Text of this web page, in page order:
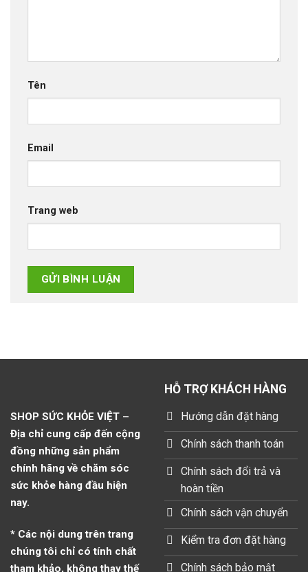
Tên
Email
Trang web
SHOP SỨC KHỎE VIỆT –
Địa chỉ cung cấp đến cộng
đồng những sản phẩm
chính hãng về chăm sóc
sức khỏe hàng đầu hiện
nay.
* Các nội dung trên trang
chúng tôi chỉ có tính chất
tham khảo, không thay thế
HỖ TRỢ KHÁCH HÀNG
Hướng dẫn đặt hàng
Chính sách thanh toán
Chính sách đổi trả và
hoàn tiền
Chính sách vận chuyển
Kiểm tra đơn đặt hàng
Chính sách bảo mật